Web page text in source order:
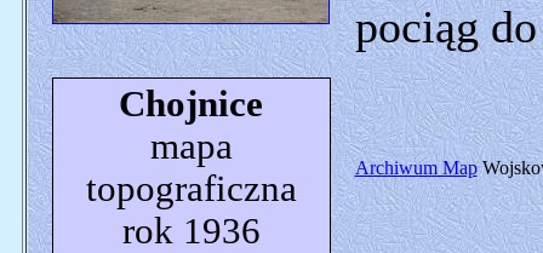
pociąg
Chojnice
mapa
topograficzna
rok 1936
Archiwum Map